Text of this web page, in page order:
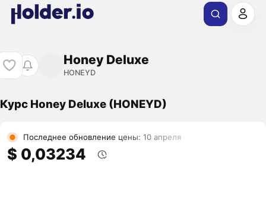
Honey Deluxe
HONEYD
Курс Honey Deluxe (HONEYD)
Последнее обновление цены: 10 апреля
$ 0,03234